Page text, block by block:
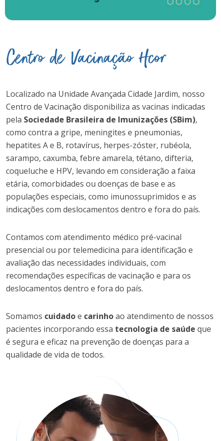
Centro de Vacinação Hcor
Localizado na Unidade Avançada Cidade Jardim, nosso
Centro de Vacinação disponibiliza as vacinas indicadas
pela Sociedade Brasileira de Imunizações (SBim),
como contra a gripe, meningites e pneumonias,
hepatites A e B, rotavírus, herpes-zóster, rubéola,
sarampo, caxumba, febre amarela, tétano, difteria,
coqueluche e HPV, levando em consideração a faixa
etária, comorbidades ou doenças de base e as
populações especiais, como imunossuprimidos e as
indicações com deslocamentos dentro e fora do país.
Contamos com atendimento médico pré-vacinal
presencial ou por telemedicina para identificação e
avaliação das necessidades individuais, com
recomendações específicas de vacinação e para os
deslocamentos dentro e fora do país.
Somamos cuidadoe carinhoao atendimento de nossos
pacientes incorporando essa tecnologia de saúde que
é segura e eficaz na prevenção de doenças para a
qualidade de vida de todos.